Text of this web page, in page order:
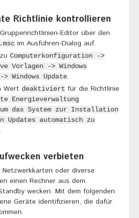
Richtlinie kontrollieren
Editor über den
im Ausführen-Dialog auf.
Computerkonfiguration ->
Vorlagen -> Windows
> Windows Update.
Wert deaktiviert für die Richtlinie
Energieverwaltung
das System zur Installation
Updates automatisch zu
.
verbieten
oder diverse
einen Rechner aus dem
wecken. Mit dem folgenden
Geräte identifizieren, die dafür